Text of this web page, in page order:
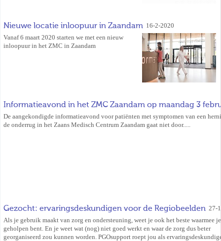
Nieuwe locatie inloopuur in Zaandam 16-2-2020
Vanaf 6 maart 2020 starten we met een nieuw
inloopuur in het ZMC in Zaandam
Informatieavond in het ZMC Zaandam op maandag 3
De aangekondigde informatieavond voor patiënten met symptomen van een
de onderrug in het Zaans Medisch Centrum Zaandam gaat niet door.....
Gezocht: ervaringsdeskundigen voor de Regiobeelden 27-
Als je gebruik maakt van zorg en ondersteuning, weet je ook het beste waarmee je
geholpen bent. En je weet wat (nog) niet goed werkt en waar de zorg dus beter
georganiseerd zou kunnen worden. PGOsupport roept jou als